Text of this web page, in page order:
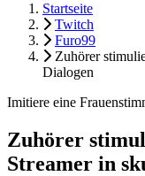
Startseite
Twitch
Furo99
Zuhörer
Dialogen
Imitiere eine
Zuhörer
Streamer in